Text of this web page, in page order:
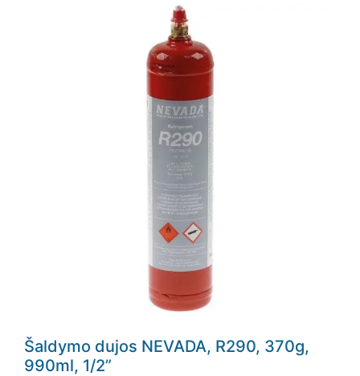
Šaldymo dujos NEVADA, R290, 370g,
990ml, 1/2”